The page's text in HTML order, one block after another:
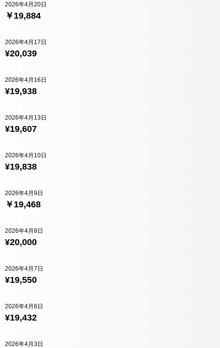
￥19,884
2026年4月20日
¥20,039
2026年4月17日
¥19,938
2026年4月16日
¥19,607
2026年4月13日
¥19,838
2026年4月10日
￥19,468
2026年4月9日
¥20,000
2026年4月8日
¥19,550
2026年4月7日
¥19,432
2026年4月6日
2026年4月3日